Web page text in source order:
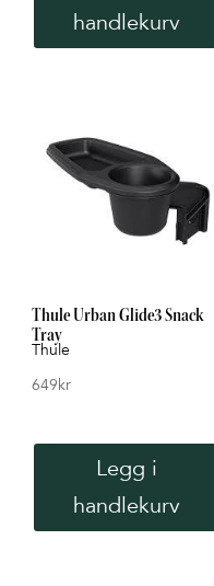
handlekurv
Thule Urban Glide3 Snack
Tray
Thule
649kr
Legg i
handlekurv